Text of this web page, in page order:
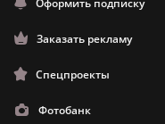
Оформить подписку
Заказать рекламу
Спецпроекты
Фотобанк